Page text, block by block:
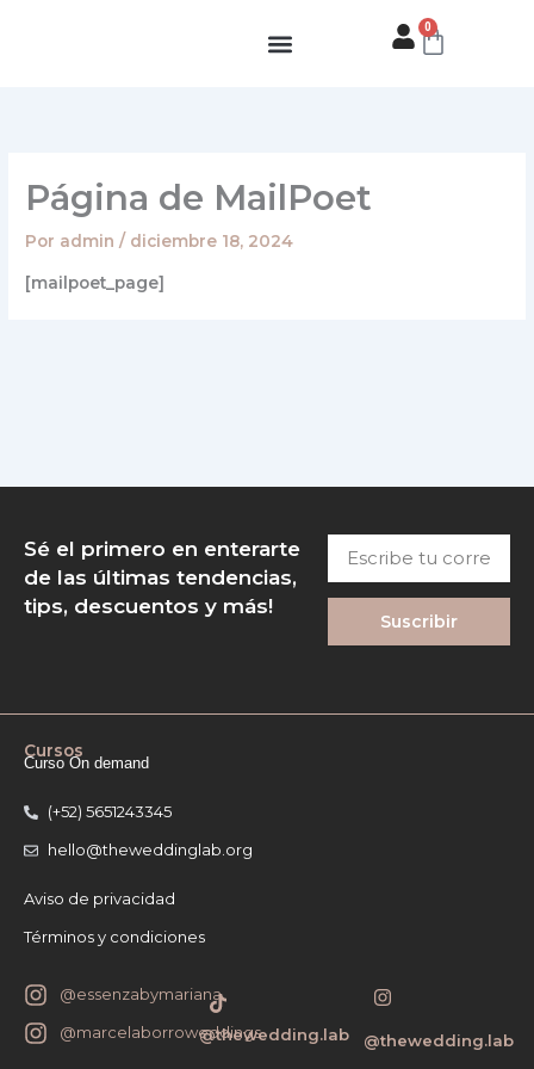
0
Carrito
Página de MailPoet
Por admin/ diciembre 18, 2024
[mailpoet_page]
Sé el primero en enterarte
de las últimas tendencias,
tips, descuentos y más!
Suscribir
Cursos
Curso On demand
(+52) 5651243345
hello@theweddinglab.org
Aviso de privacidad
Términos y condiciones
I
n
t
@thewedding.lab
T
i
k
@thewedding.lab
@essenzabymariana
@marcelaborroweddings